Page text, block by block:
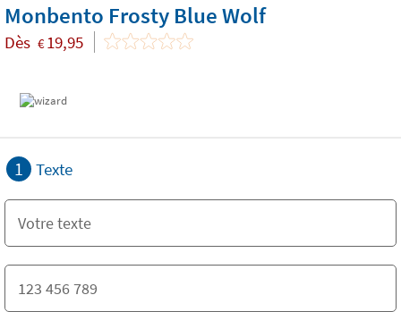
Monbento Frosty Blue Wolf
Dès €19,95
1 Texte